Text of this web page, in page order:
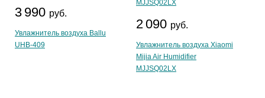
3 990 руб.
Увлажнитель воздуха Ballu
UHB-409
2 090 руб.
Увлажнитель воздуха Xiaomi
Mijia Air Humidifier
MJJSQ02LX